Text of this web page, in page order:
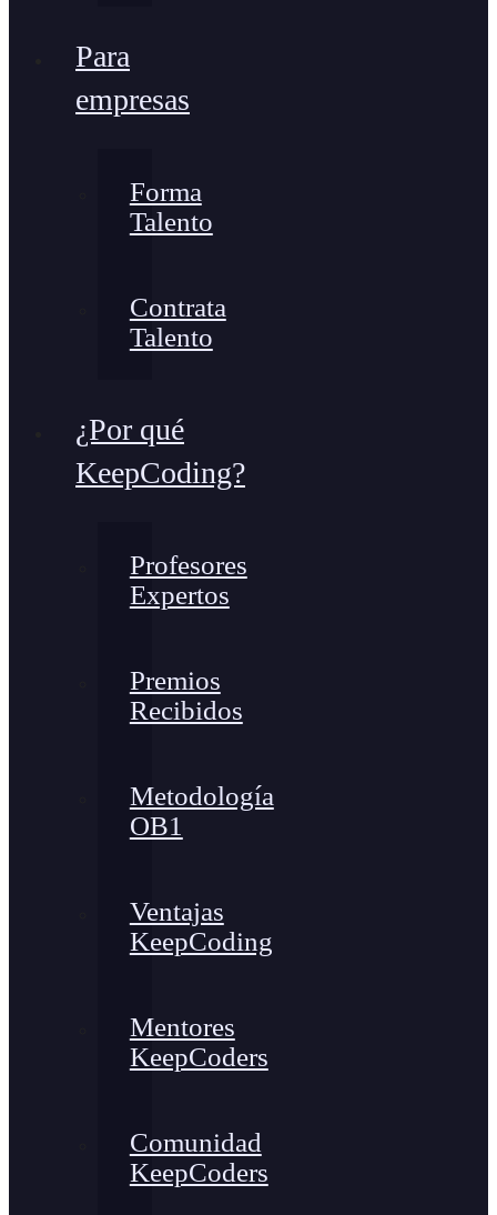
Para
empresas
Forma
Talento
Contrata
Talento
¿Por qué
KeepCoding?
Profesores
Expertos
Premios
Recibidos
Metodología
OB1
Ventajas
KeepCoding
Mentores
KeepCoders
Comunidad
KeepCoders